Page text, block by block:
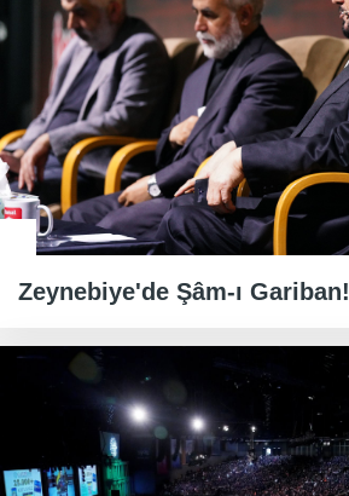
Zeynebiye'de Şâm-ı Gariban!